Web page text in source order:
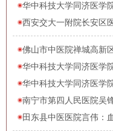
华中科技大学同济医学
西安交大一附院长安区
佛山市中医院禅城高新
华中科技大学同济医学
华中科技大学同济医学
南宁市第四人民医院吴
田东县中医医院言伟：